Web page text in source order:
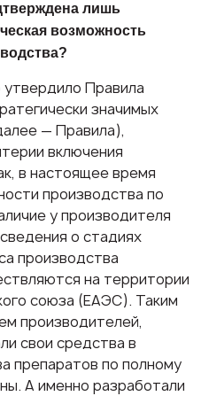
лишь
возможность
Правила
значимых
— Правила),
включения
в настоящее время
производства по
у производителя
о стадиях
производства
на территории
союза (ЕАЭС). Таким
производителей,
свои средства в
препаратов по полному
А именно разработали